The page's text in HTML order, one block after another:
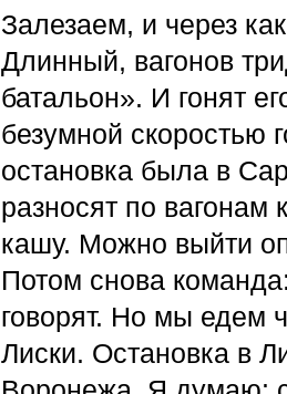
Залезаем, и через
Длинный, вагонов
батальон». И гонят
безумной скоростью
остановка была в
разносят по вагонам
кашу. Можно выйти
Потом снова
говорят. Но мы едем
Лиски. Остановка в